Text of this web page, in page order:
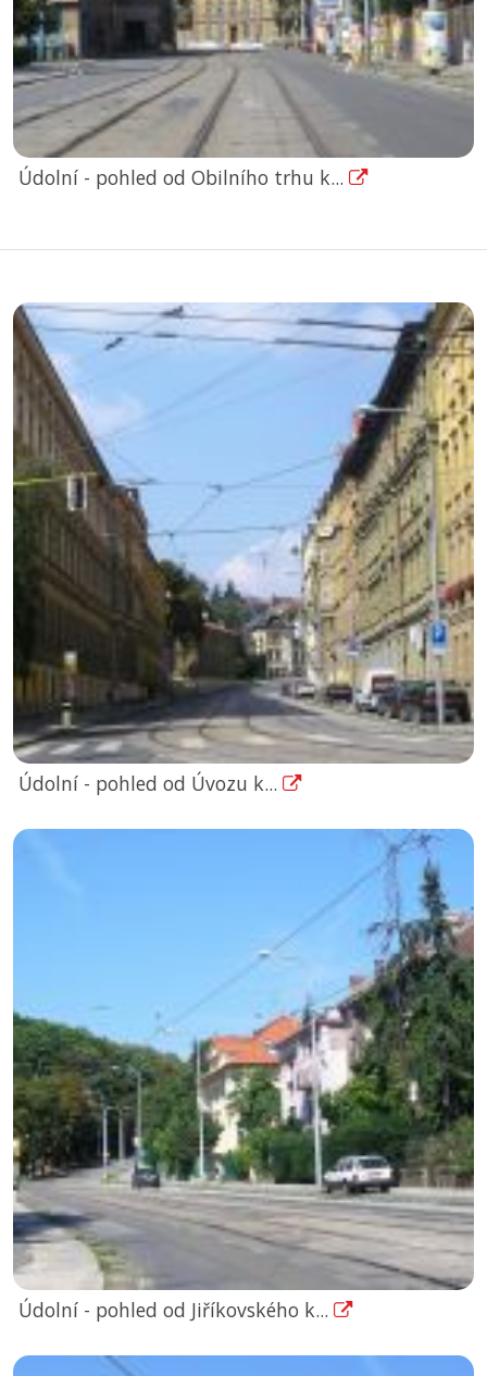
Údolní - pohled od Obilního trhu k...
Údolní - pohled od Úvozu k...
Údolní - pohled od Jiříkovského k...